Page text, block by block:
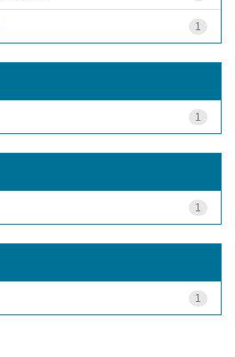
1
1
1
1